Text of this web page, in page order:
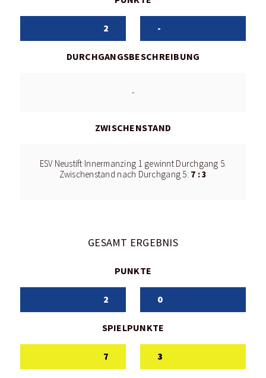
2 -
DURCHGANGSBESCHREIBUNG
-
ZWISCHENSTAND
ESV Neustift Innermanzing 1 gewinnt Durchgang 5.
Zwischenstand nach Durchgang 5: 7 : 3
GESAMT ERGEBNIS
PUNKTE
2 0
SPIELPUNKTE
7 3